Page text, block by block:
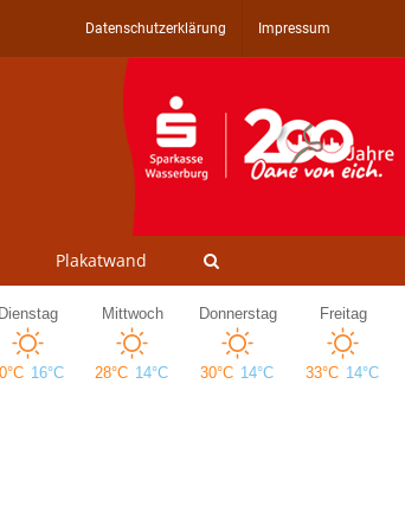
Datenschutzerklärung Impressum
Plakatwand